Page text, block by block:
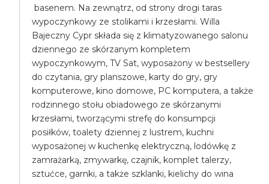
basenem. Na zewnątrz, od strony drogi taras
wypoczynkowy ze stolikami i krzesłami. Willa
Bajeczny Cypr składa się z klimatyzowanego salonu
dziennego ze skórzanym kompletem
wypoczynkowym, TV Sat, wyposażony w bestsellery
do czytania, gry planszowe, karty do gry, gry
komputerowe, kino domowe, PC komputera, a także
rodzinnego stołu obiadowego ze skórzanymi
krzesłami, tworzącymi strefę do konsumpcji
posiłków, toalety dziennej z lustrem, kuchni
wyposażonej w kuchenkę elektryczną, lodówkę z
zamrażarką, zmywarkę, czajnik, komplet talerzy,
sztućce, garnki, a także szklanki, kielichy do wina